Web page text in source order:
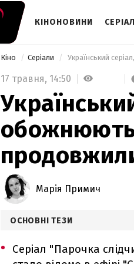
КІНОНОВИНИ
Кіно Серіали Український
17 травня, 14:50
обожнюють
Марія Примич
ОСНОВНІ ТЕЗИ
Серіал "Парочка